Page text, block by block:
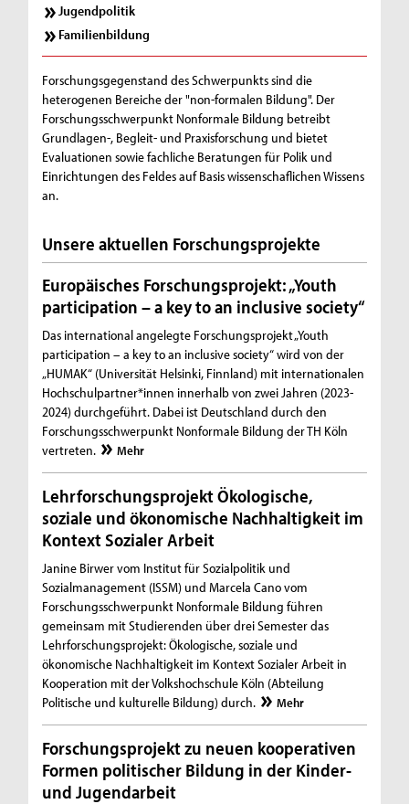
Jugendpolitik
Familienbildung
Forschungsgegenstand des Schwerpunkts sind die
heterogenen Bereiche der "non-formalen Bildung". Der
Forschungsschwerpunkt Nonformale Bildung betreibt
Grundlagen-, Begleit- und Praxisforschung und bietet
Evaluationen sowie fachliche Beratungen für Polik und
Einrichtungen des Feldes auf Basis wissenschaflichen Wissens
an.
Unsere aktuellen Forschungsprojekte
Europäisches Forschungsprojekt: „Youth
participation – a key to an inclusive society“
Das international angelegte Forschungsprojekt „Youth
participation – a key to an inclusive society“ wird von der
„HUMAK“ (Universität Helsinki, Finnland) mit internationalen
Hochschulpartner*innen innerhalb von zwei Jahren (2023-
2024) durchgeführt. Dabei ist Deutschland durch den
Forschungsschwerpunkt Nonformale Bildung der TH Köln
vertreten.
Mehr
Lehrforschungsprojekt Ökologische,
soziale und ökonomische Nachhaltigkeit im
Kontext Sozialer Arbeit
Janine Birwer vom Institut für Sozialpolitik und
Sozialmanagement (ISSM) und Marcela Cano vom
Forschungsschwerpunkt Nonformale Bildung führen
gemeinsam mit Studierenden über drei Semester das
Lehrforschungsprojekt: Ökologische, soziale und
ökonomische Nachhaltigkeit im Kontext Sozialer Arbeit in
Kooperation mit der Volkshochschule Köln (Abteilung
Politische und kulturelle Bildung) durch.
Mehr
Forschungsprojekt zu neuen kooperativen
Formen politischer Bildung in der Kinder-
und Jugendarbeit